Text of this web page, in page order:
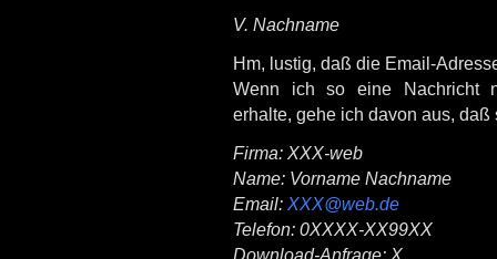
V. Nachname
Hm, lustig, daß die Email-
Wenn ich so eine Nachricht
erhalte, gehe ich davon aus,
Firma: XXX-web
Name: Vorname Nachname
Email: XXX@web.de
Telefon: 0XXXX-XX99XX
Download-Anfrage: X